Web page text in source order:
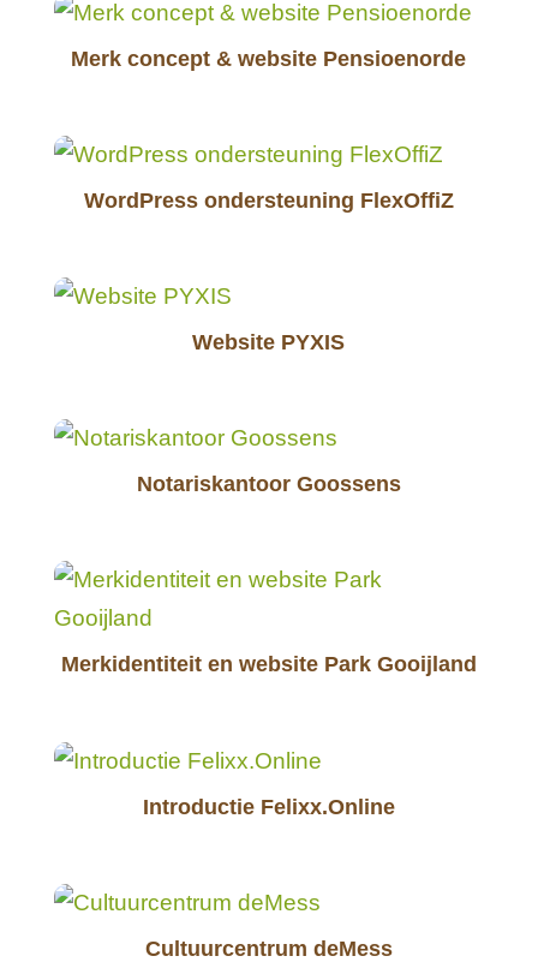
Merk concept & website Pensioenorde
WordPress ondersteuning FlexOffiZ
Website PYXIS
Notariskantoor Goossens
Merkidentiteit en website Park Gooijland
Introductie Felixx.Online
Cultuurcentrum deMess